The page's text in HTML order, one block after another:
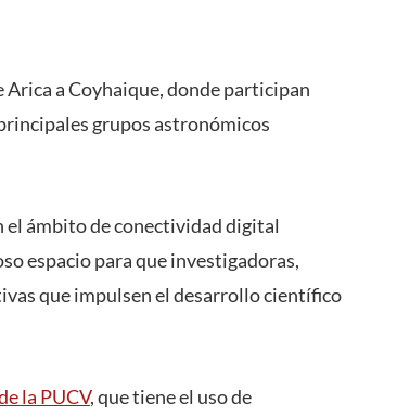
a Coyhaique, donde participan
grupos astronómicos
el ámbito de conectividad digital
espacio para que investigadoras,
que impulsen el desarrollo científico
la PUCV, que tiene el uso de